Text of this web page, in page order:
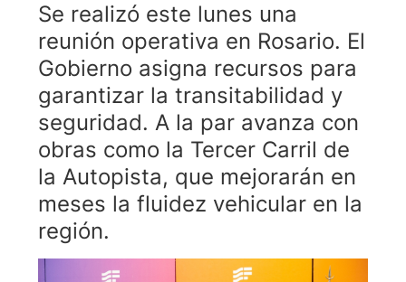
Se realizó este lunes una
reunión operativa en Rosario. El
Gobierno asigna recursos para
garantizar la transitabilidad y
seguridad. A la par avanza con
obras como la Tercer Carril de
la Autopista, que mejorarán en
meses la fluidez vehicular en la
región.